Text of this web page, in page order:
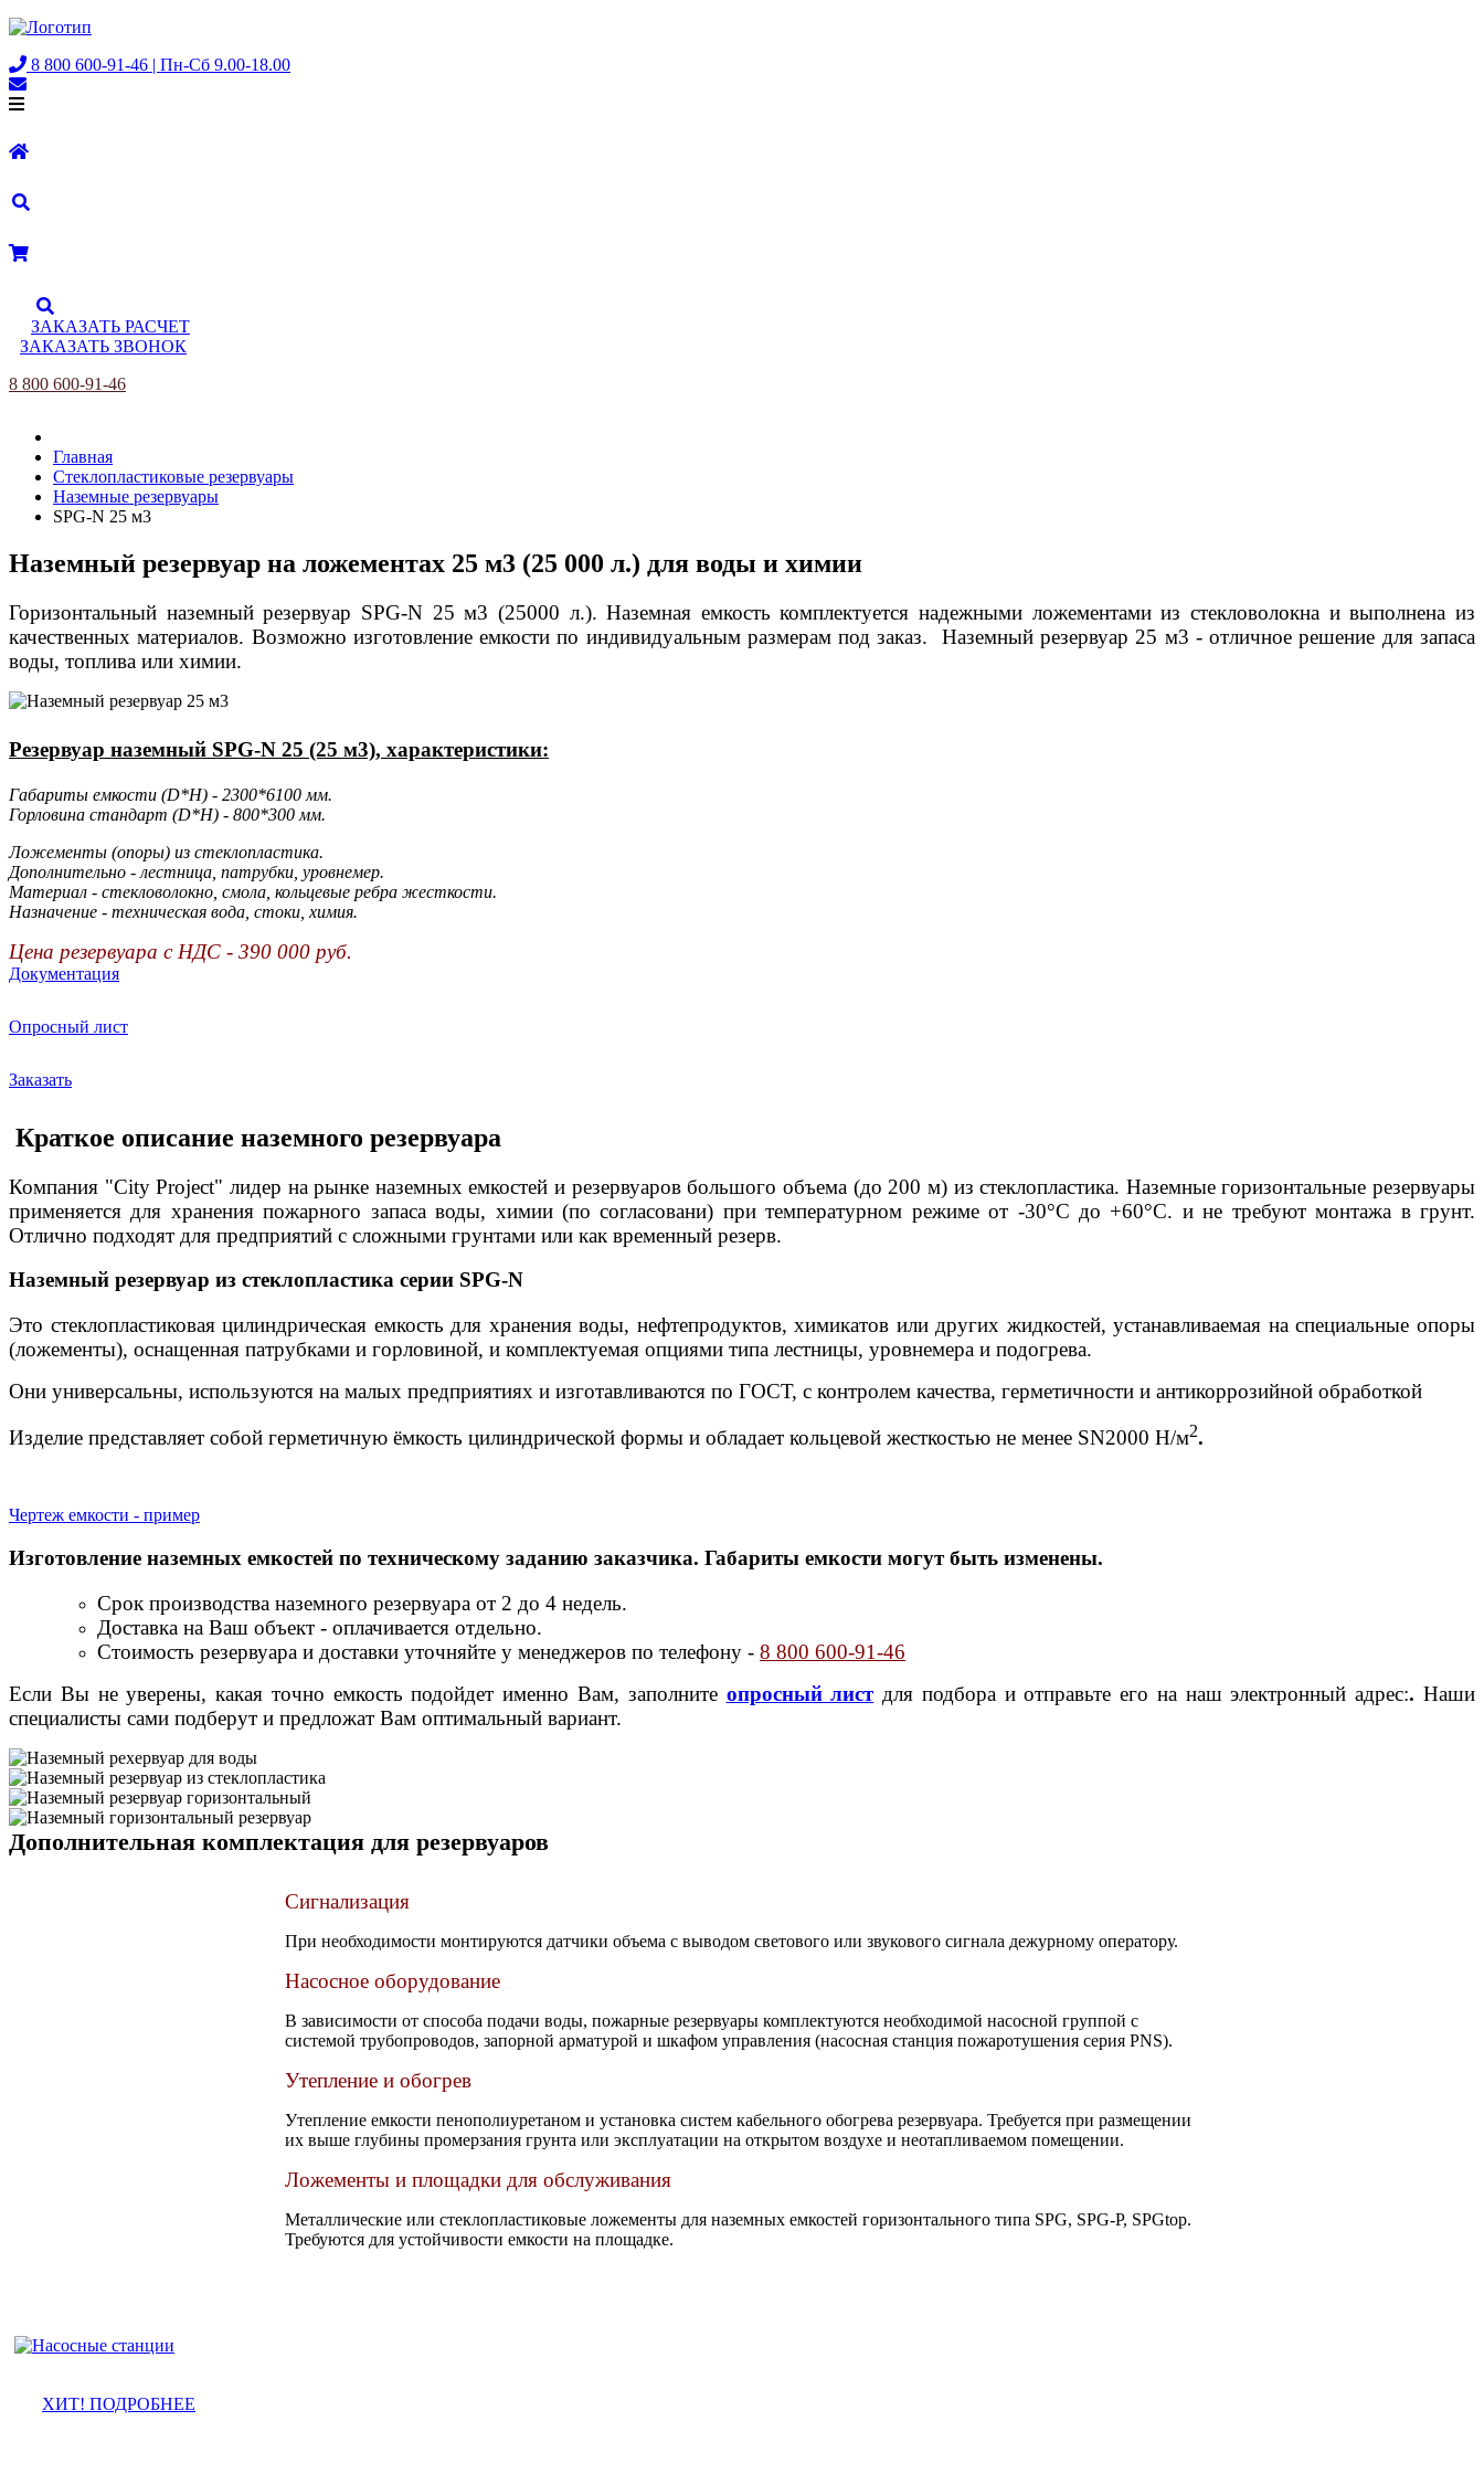
8 800 600-91-46 | Пн-Сб 9.00-18.00
ЗАКАЗАТЬ РАСЧЕТ
ЗАКАЗАТЬ ЗВОНОК
8 800 600-91-46
Главная
Стеклопластиковые резервуары
Наземные резервуары
SPG-N 25 м3
Наземный резервуар на ложементах 25 м3 (25 000 л.) для воды и химии
Горизонтальный наземный резервуар SPG-N 25 м3 (25000 л.). Наземная емкость комплектуется надежными ложементами из стекловолокна ивыполнена из
качественных материалов. Возможно изготовление емкости по индивидуальным размерам под заказ. Наземный резервуар 25 м3 - отличное решение для запаса
воды, топлива или химии.
Резервуар наземный SPG-N 25 (25 м3), характеристики:
Габариты емкости (D*H) - 2300*6100 мм.
Горловина стандарт (D*H) - 800*300 мм.
Ложементы (опоры) из стеклопластика.
Дополнительно - лестница, патрубки, уровнемер.
Материал - стекловолокно, смола, кольцевые ребра жесткости.
Назначение - техническая вода, стоки, химия.
Цена резервуара с НДС - 390 000 руб.
Документация
Опросный лист
Заказать
Краткое описание наземного резервуара
Компания "City Project" лидер на рынке наземных емкостей и резервуаров большого объема (до 200 м) из стеклопластика. Наземные горизонтальные резервуары
применяется для хранения пожарного запаса воды, химии (по согласовани) при температурном режиме от -30°C до +60°C. и не требуют монтажа в грунт.
Отлично подходят для предприятий с сложными грунтами или как временный резерв.
Наземный резервуар из стеклопластика серии SPG-N
Это стеклопластиковая цилиндрическая емкость для хранения воды, нефтепродуктов, химикатов или других жидкостей, устанавливаемая на специальные опоры
(ложементы), оснащенная патрубками и горловиной, и комплектуемая опциями типа лестницы, уровнемера и подогрева.
Они универсальны, используются на малых предприятиях и изготавливаются по ГОСТ, с контролем качества, герметичности и антикоррозийной обработкой
Изделие представляет собой герметичную ёмкость цилиндрической формы и обладает кольцевой жесткостью не менее SN2000 Н/м2.
Чертеж емкости - пример
Изготовление наземных емкостей по техническому заданию заказчика. Габариты емкости могут быть изменены.
Срок производства наземного резервуара от 2 до 4 недель.
Доставка на Ваш объект - оплачивается отдельно.
Стоимость резервуара и доставки уточняйте у менеджеров по телефону - 8 800 600-91-46
Если Вы не уверены, какая точно емкость подойдет именно Вам, заполните опросный листдля подбора и отправьте его на наш электронный адрес:.Наши
специалисты сами подберут и предложат Вам оптимальный вариант.
Дополнительная комплектация для резервуаров
Сигнализация
При необходимости монтируются датчики объема с выводом светового или звукового сигнала дежурному оператору.
Насосное оборудование
В зависимости от способа подачи воды, пожарные резервуары комплектуются необходимой насосной группой с
системой трубопроводов, запорной арматурой и шкафом управления (насосная станция пожаротушения серия PNS).
Утепление и обогрев
Утепление емкости пенополиуретаном и установка систем кабельного обогрева резервуара. Требуется при размещении
их выше глубины промерзания грунта или эксплуатации на открытом воздухе и неотапливаемом помещении.
Ложементы и площадки для обслуживания
Металлические или стеклопластиковые ложементы для наземных емкостей горизонтального типа SPG, SPG-P, SPGtop.
Требуются для устойчивости емкости на площадке.
ХИТ! ПОДРОБНЕЕ